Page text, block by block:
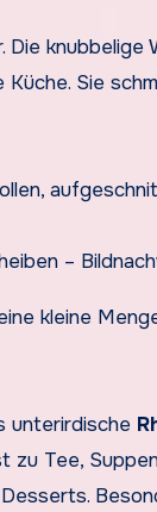
Sie
–
kleine
unterirdische
Tee,